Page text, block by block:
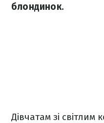
блондинок.
Дівчатам зі світлим